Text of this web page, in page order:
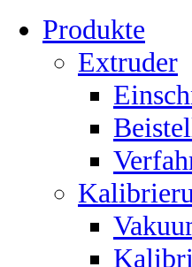
Produkte
Extruder